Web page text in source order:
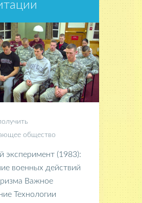
общество
эксперимент (1983):
военных действий
Важное
Технологии